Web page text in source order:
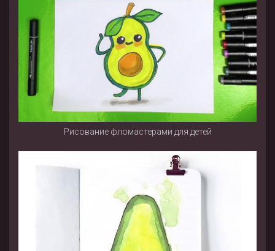
Рисование фломастерами для детей